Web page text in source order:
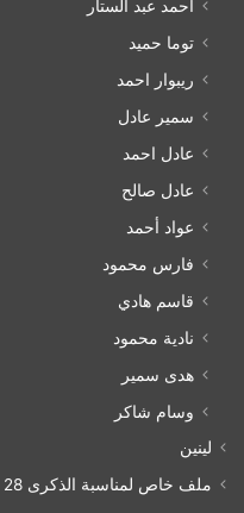
احمد عبد الستار
توما حميد
ريبوار احمد
سمير عادل
عادل احمد
عادل صالح
عواد أحمد
فارس محمود
قاسم هادي
نادية محمود
هدى سمير
وسام شاكر
لينين
ملف خاص لمناسبة الذكرى 28 لتاسيس الحزب الشيوعي العمالي العراقي 1993/07/21